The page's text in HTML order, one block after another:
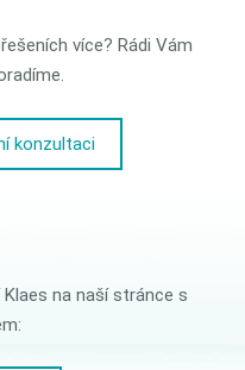
více? Rádi Vám
konzultaci
na naší stránce s